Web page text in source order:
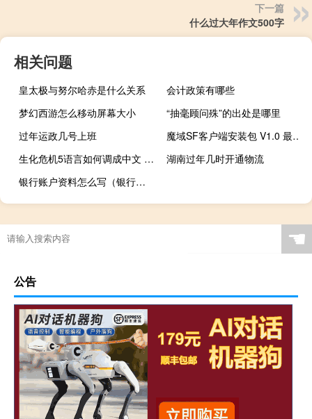
下一篇
什么过大年作文500字
相关问题
皇太极与努尔哈赤是什么关系
会计政策有哪些
梦幻西游怎么移动屏幕大小
“抽毫顾问殊”的出处是哪里
过年运政几号上班
魔域SF客户端安装包 V1.0 最新免费版（魔域SF客户端安装包 V1.0 最新免费版功能简介）
生化危机5语言如何调成中文 生化危机5汉化补丁
湖南过年几时开通物流
银行账户资料怎么写（银行账户简介）
☚
公告